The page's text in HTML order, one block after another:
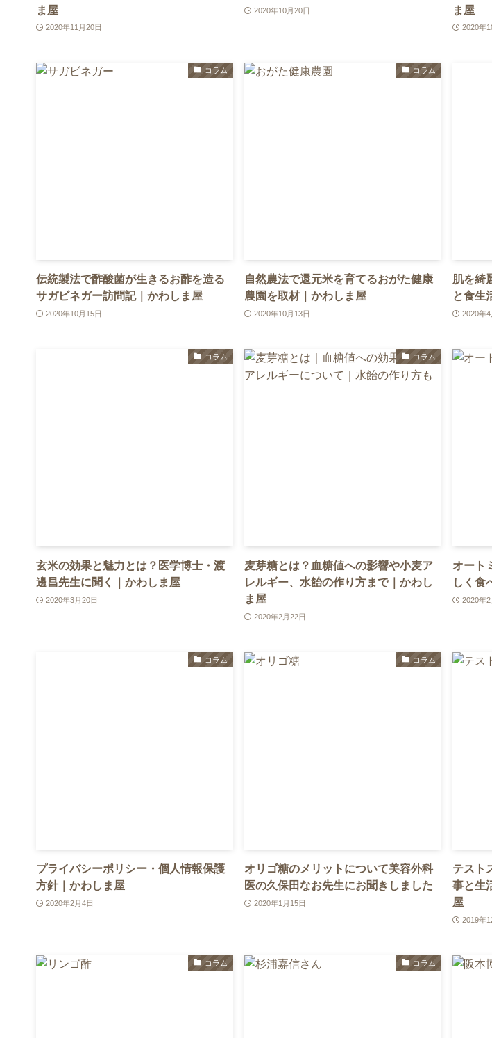
ま屋
2020年11月20日
2020年10月20日
ま屋
2020年
コラム
伝統製法で酢酸菌が生きるお酢を造る
サガビネガー訪問記｜かわしま屋
2020年10月15日
コラム
自然農法で還元米を育てるおがた健康
農園を取材｜かわしま屋
2020年10月13日
肌を綺
と食生
2020年4
コラム
玄米の効果と魅力とは？医学博士・渡
邊昌先生に聞く｜かわしま屋
2020年3月20日
コラム
麦芽糖とは？血糖値への影響や小麦ア
レルギー、水飴の作り方まで｜かわし
ま屋
2020年2月22日
オート
しく食
2020年2
コラム
プライバシーポリシー・個人情報保護
方針｜かわしま屋
2020年2月4日
コラム
オリゴ糖のメリットについて美容外科
医の久保田なお先生にお聞きしました
2020年1月15日
テスト
事と生
屋
2019年
コラム コラム